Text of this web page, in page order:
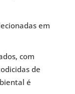
em
com
de
é